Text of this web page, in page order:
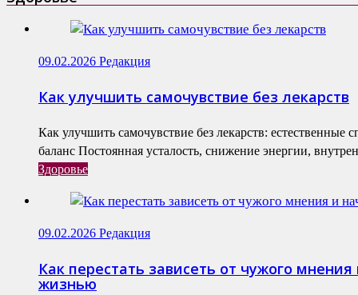
09.02.2026 Редакция
Как улучшить самочувствие без лекарств
Как улучшить самочувствие без лекарств: естественные
баланс Постоянная усталость, снижение энергии,
Здоровье
09.02.2026 Редакция
Как перестать зависеть от чужого
жизнью